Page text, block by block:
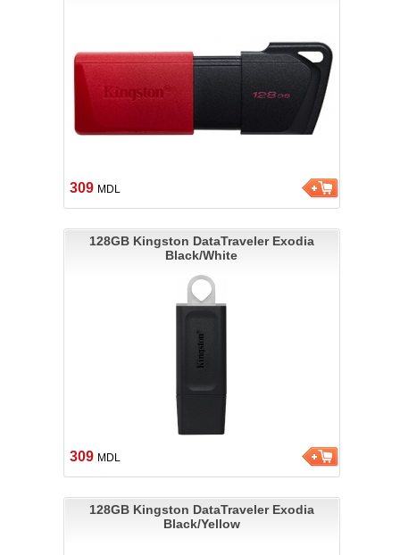
309 MDL
128GB Kingston DataTraveler Exodia
Black/White
309 MDL
128GB Kingston DataTraveler Exodia
Black/Yellow